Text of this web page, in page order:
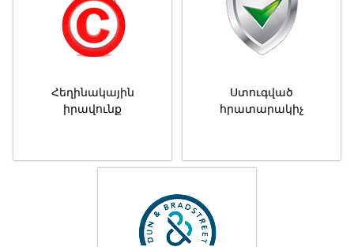
Հեղինակային
իրավունք
Ստուգված
հրատարակիչ